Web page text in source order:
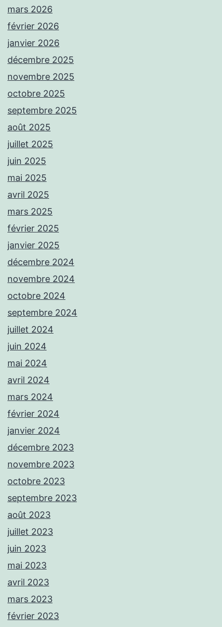
mars 2026
février 2026
janvier 2026
décembre 2025
novembre 2025
octobre 2025
septembre 2025
août 2025
juillet 2025
juin 2025
mai 2025
avril 2025
mars 2025
février 2025
janvier 2025
décembre 2024
novembre 2024
octobre 2024
septembre 2024
juillet 2024
juin 2024
mai 2024
avril 2024
mars 2024
février 2024
janvier 2024
décembre 2023
novembre 2023
octobre 2023
septembre 2023
août 2023
juillet 2023
juin 2023
mai 2023
avril 2023
mars 2023
février 2023